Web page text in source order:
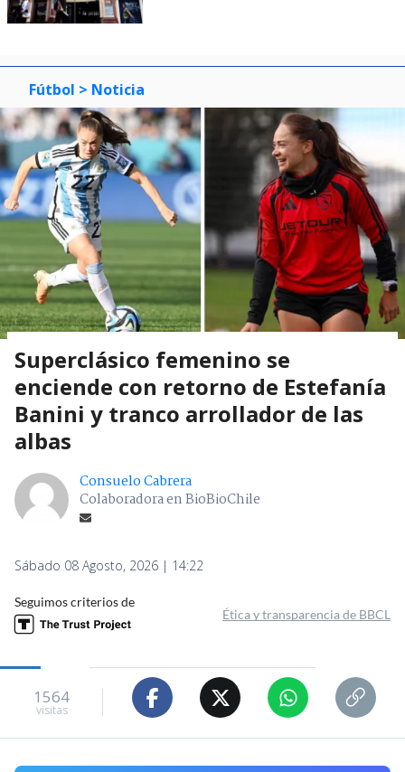
Fútbol > Noticia
Superclásico femenino se
enciende con retorno de Estefanía
Banini y tranco arrollador de las
albas
Consuelo Cabrera
Colaboradora en BioBioChile
Sábado 08 Agosto, 2026 | 14:22
Seguimos criterios de
Ética y transparencia de BBCL
1564
visitas